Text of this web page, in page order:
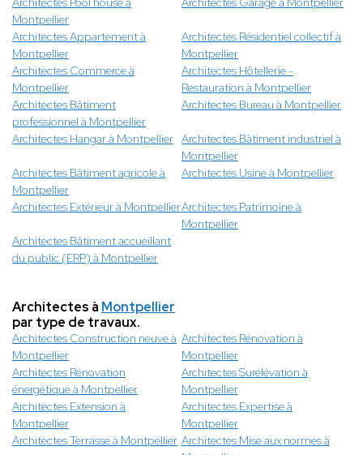
Montpellier
Architectes Appartement à
Montpellier
Architectes Résidentiel collectif à
Montpellier
Architectes Commerce à
Montpellier
Architectes Hôtellerie -
Restauration à Montpellier
Architectes Bâtiment
professionnel à Montpellier
Architectes Bureau à Montpellier
Architectes Hangar à Montpellier Architectes Bâtiment industriel à
Montpellier
Architectes Bâtiment agricole à
Montpellier
Architectes Usine à Montpellier
Architectes Extérieur à MontpellierArchitectes Patrimoine à
Montpellier
Architectes Bâtiment accueillant
du public (ERP) à Montpellier
Architectes à Montpellier
par type de travaux.
Architectes Construction neuve à
Montpellier
Architectes Rénovation à
Montpellier
Architectes Rénovation
énergétique à Montpellier
Architectes Surélévation à
Montpellier
Architectes Extension à
Montpellier
Architectes Expertise à
Montpellier
Architectes Terrasse à Montpellier Architectes Mise aux normes à